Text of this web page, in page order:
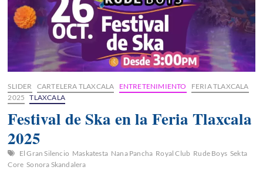
SLIDER CARTELERA TLAXCALA ENTRETENIMIENTO
FERIA TLAXCALA
2025
TLAXCALA
Festival de Ska en la Feria Tlaxcala
2025
El Gran Silencio Maskatesta Nana Pancha Royal Club Rude Boys Sekta
Core Sonora Skandalera